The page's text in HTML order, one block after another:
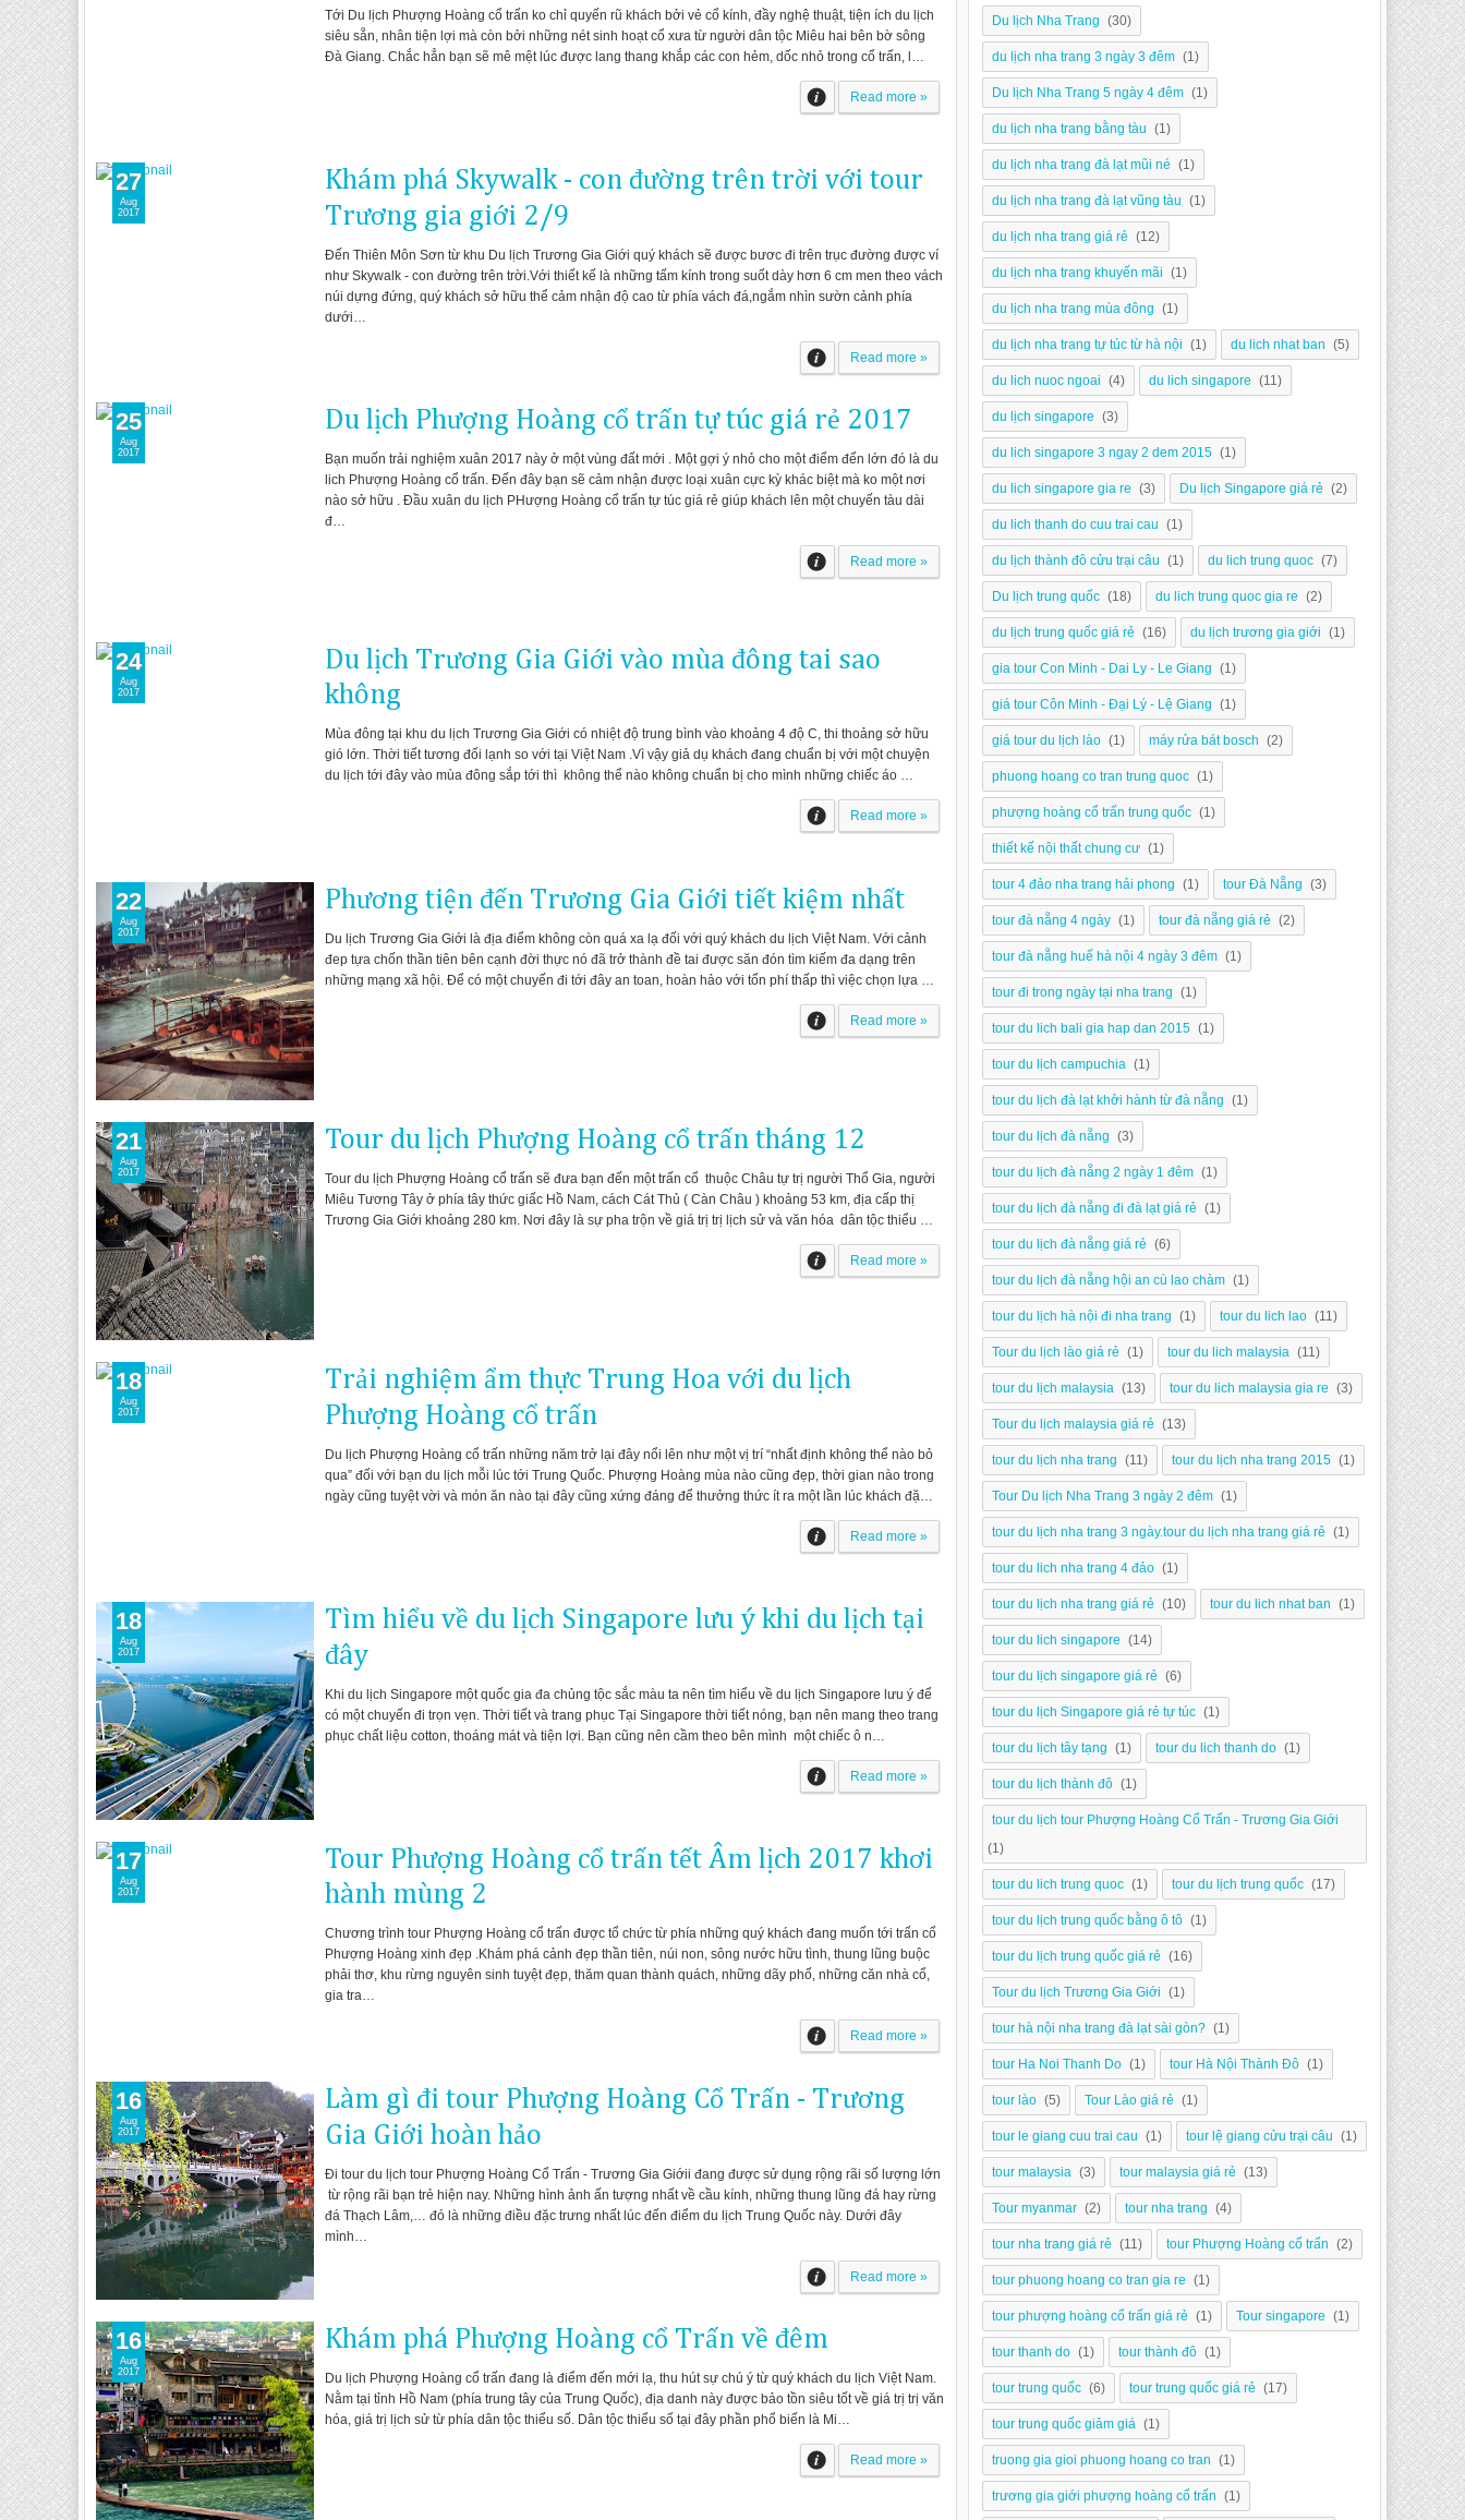
Tới Du lịch Phượng Hoàng cổ trấn ko chỉ quyến rũ khách bởi vẻ cổ kính, đầy nghệ thuật, tiện ích du lịch
siêu sẵn, nhân tiện lợi mà còn bởi những nét sinh hoạt cổ xưa từ người dân tộc Miêu hai bên bờ sông
Đà Giang. Chắc hẳn bạn sẽ mê mệt lúc được lang thang khắp các con hẻm, dốc nhỏ trong cổ trấn, l…
Read more »
Khám phá Skywalk - con đường trên trời với tour
Trương gia giới 2/9
Đến Thiên Môn Sơn từ khu Du lịch Trương Gia Giới quý khách sẽ được bươc đi trên trục đường được ví
như Skywalk - con đường trên trời.Với thiết kế là những tấm kính trong suốt dày hơn 6 cm men theo vách
núi dựng đứng, quý khách sở hữu thể cảm nhận độ cao từ phía vách đá,ngắm nhìn sườn cảnh phía
dưới…
Read more »
27
Aug
2017
Du lịch Phượng Hoàng cổ trấn tự túc giá rẻ 2017
Bạn muốn trải nghiệm xuân 2017 này ở một vùng đất mới . Một gợi ý nhỏ cho một điểm đến lớn đó là du
lich Phượng Hoàng cổ trấn. Đến đây bạn sẽ cảm nhận được loại xuân cực kỳ khác biệt mà ko một nơi
nào sở hữu . Đầu xuân du lịch PHượng Hoàng cổ trấn tự túc giá rẻ giúp khách lên một chuyến tàu dài
đ…
Read more »
25
Aug
2017
Du lịch Trương Gia Giới vào mùa đông tai sao
không
Mùa đông tại khu du lịch Trương Gia Giới có nhiệt độ trung bình vào khoảng 4 độ C, thi thoảng sở hữu
gió lớn. Thời tiết tương đối lạnh so với tại Việt Nam .Vì vậy giả dụ khách đang chuẩn bị với một chuyện
du lịch tới đây vào mùa đông sắp tới thì không thể nào không chuẩn bị cho mình những chiếc áo …
Read more »
24
Aug
2017
Phương tiện đến Trương Gia Giới tiết kiệm nhất
Du lịch Trương Gia Giới là địa điểm không còn quá xa lạ đối với quý khách du lịch Việt Nam. Với cảnh
đep tựa chốn thần tiên bên cạnh đời thực nó đã trở thành đề tai được săn đón tìm kiếm đa dạng trên
những mạng xã hội. Để có một chuyến đi tới đây an toan, hoàn hảo với tổn phí thấp thì việc chọn lựa …
Read more »
22
Aug
2017
Tour du lịch Phượng Hoàng cổ trấn tháng 12
Tour du lịch Phượng Hoàng cổ trấn sẽ đưa bạn đến một trấn cổ thuộc Châu tự trị người Thổ Gia, người
Miêu Tương Tây ở phía tây thức giấc Hồ Nam, cách Cát Thủ ( Càn Châu ) khoảng 53 km, địa cấp thị
Trương Gia Giới khoảng 280 km. Nơi đây là sự pha trộn về giá trị trị lịch sử và văn hóa dân tộc thiểu …
Read more »
21
Aug
2017
Trải nghiệm ẩm thực Trung Hoa với du lịch
Phượng Hoàng cổ trấn
Du lịch Phượng Hoàng cổ trấn những năm trở lại đây nổi lên như một vị trí “nhất định không thể nào bỏ
qua” đối với bạn du lịch mỗi lúc tới Trung Quốc. Phượng Hoàng mùa nào cũng đẹp, thời gian nào trong
ngày cũng tuyệt vời và món ăn nào tại đây cũng xứng đáng để thưởng thức ít ra một lần lúc khách đặ…
Read more »
18
Aug
2017
Tìm hiểu về du lịch Singapore lưu ý khi du lịch tại
đây
Khi du lịch Singapore một quốc gia đa chủng tộc sắc màu ta nên tìm hiểu về du lịch Singapore lưu ý để
có một chuyến đi trọn vẹn. Thời tiết và trang phục Tại Singapore thời tiết nóng, bạn nên mang theo trang
phục chất liệu cotton, thoáng mát và tiện lợi. Bạn cũng nên cầm theo bên mình một chiếc ô n…
Read more »
18
Aug
2017
Tour Phượng Hoàng cổ trấn tết Âm lịch 2017 khơi
hành mùng 2
Chương trình tour Phượng Hoàng cổ trấn được tổ chức từ phía những quý khách đang muốn tới trấn cổ
Phượng Hoàng xinh đẹp .Khám phá cảnh đẹp thần tiên, núi non, sông nước hữu tình, thung lũng buộc
phải thơ, khu rừng nguyên sinh tuyệt đẹp, thăm quan thành quách, những dãy phố, những căn nhà cổ,
gia tra…
Read more »
17
Aug
2017
Làm gì đi tour Phượng Hoàng Cổ Trấn - Trương
Gia Giới hoàn hảo
Đi tour du lịch tour Phượng Hoàng Cổ Trấn - Trương Gia Giớii đang được sử dụng rộng rãi số lượng lớn
từ rộng rãi bạn trẻ hiện nay. Những hình ảnh ấn tượng nhất về cầu kính, những thung lũng đá hay rừng
đá Thạch Lâm,… đó là những điều đặc trưng nhất lúc đến điểm du lịch Trung Quốc này. Dưới đây
mình…
Read more »
16
Aug
2017
Khám phá Phượng Hoàng cổ Trấn về đêm
Du lịch Phượng Hoàng cổ trấn đang là điểm đến mới lạ, thu hút sự chú ý từ quý khách du lịch Việt Nam.
Nằm tại tỉnh Hồ Nam (phía trung tây của Trung Quốc), địa danh này được bảo tồn siêu tốt về giá trị trị văn
hóa, giá trị lịch sử từ phía dân tộc thiểu số. Dân tộc thiểu số tại đây phần phổ biến là Mi…
Read more »
16
Aug
2017
Du lịch Nha Trang (30)
du lịch nha trang 3 ngày 3 đêm (1)
Du lịch Nha Trang 5 ngày 4 đêm (1)
du lịch nha trang bằng tàu (1)
du lịch nha trang đà lạt mũi né (1)
du lịch nha trang đà lạt vũng tàu (1)
du lịch nha trang giá rẻ (12)
du lịch nha trang khuyến mãi (1)
du lịch nha trang mùa đông (1)
du lịch nha trang tự túc từ hà nội (1) du lich nhat ban (5)
du lich nuoc ngoai (4) du lich singapore (11)
du lịch singapore (3)
du lich singapore 3 ngay 2 dem 2015 (1)
du lich singapore gia re (3) Du lịch Singapore giá rẻ (2)
du lich thanh do cuu trai cau (1)
du lịch thành đô cửu trại câu (1) du lich trung quoc (7)
Du lịch trung quốc (18) du lich trung quoc gia re (2)
du lịch trung quốc giá rẻ (16) du lịch trương gia giới (1)
gia tour Con Minh - Dai Ly - Le Giang (1)
giá tour Côn Minh - Đại Lý - Lệ Giang (1)
giá tour du lịch lào (1) máy rửa bát bosch (2)
phuong hoang co tran trung quoc (1)
phượng hoàng cổ trấn trung quốc (1)
thiết kế nội thất chung cư (1)
tour 4 đảo nha trang hải phong (1) tour Đà Nẵng (3)
tour đà nẵng 4 ngày (1) tour đà nẵng giá rẻ (2)
tour đà nẵng huế hà nội 4 ngày 3 đêm (1)
tour đi trong ngày tại nha trang (1)
tour du lich bali gia hap dan 2015 (1)
tour du lịch campuchia (1)
tour du lịch đà lạt khởi hành từ đà nẵng (1)
tour du lịch đà nẵng (3)
tour du lịch đà nẵng 2 ngày 1 đêm (1)
tour du lịch đà nẵng đi đà lạt giá rẻ (1)
tour du lịch đà nẵng giá rẻ (6)
tour du lịch đà nẵng hội an cù lao chàm (1)
tour du lịch hà nội đi nha trang (1) tour du lich lao (11)
Tour du lịch lào giá rẻ (1) tour du lich malaysia (11)
tour du lịch malaysia (13) tour du lich malaysia gia re (3)
Tour du lịch malaysia giá rẻ (13)
tour du lịch nha trang (11) tour du lịch nha trang 2015 (1)
Tour Du lịch Nha Trang 3 ngày 2 đêm (1)
tour du lịch nha trang 3 ngày.tour du lịch nha trang giá rẻ (1)
tour du lich nha trang 4 đảo (1)
tour du lịch nha trang giá rẻ (10) tour du lich nhat ban (1)
tour du lich singapore (14)
tour du lịch singapore giá rẻ (6)
tour du lịch Singapore giá rẻ tự túc (1)
tour du lịch tây tạng (1) tour du lich thanh do (1)
tour du lịch thành đô (1)
tour du lịch tour Phượng Hoàng Cổ Trấn - Trương Gia Giới
(1)
tour du lich trung quoc (1) tour du lịch trung quốc (17)
tour du lịch trung quốc bằng ô tô (1)
tour du lịch trung quốc giá rẻ (16)
Tour du lịch Trương Gia Giới (1)
tour hà nội nha trang đà lạt sài gòn? (1)
tour Ha Noi Thanh Do (1) tour Hà Nội Thành Đô (1)
tour lào (5) Tour Lào giá rẻ (1)
tour le giang cuu trai cau (1) tour lệ giang cửu trại câu (1)
tour malaysia (3) tour malaysia giá rẻ (13)
Tour myanmar (2) tour nha trang (4)
tour nha trang giá rẻ (11) tour Phượng Hoàng cổ trấn (2)
tour phuong hoang co tran gia re (1)
tour phượng hoàng cổ trấn giá rẻ (1) Tour singapore (1)
tour thanh do (1) tour thành đô (1)
tour trung quốc (6) tour trung quốc giá rẻ (17)
tour trung quốc giảm giá (1)
truong gia gioi phuong hoang co tran (1)
trương gia giới phượng hoàng cổ trấn (1)